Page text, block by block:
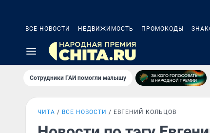
ВСЕ НОВОСТИ НЕДВИЖИМОСТЬ ПРОМОКОДЫ
Сотрудники ГАИ помогли малышу
ЧИТА ВСЕ НОВОСТИ ЕВГЕНИЙ КОЛЬЦОВ